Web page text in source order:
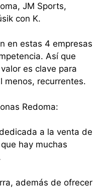
JM Sports,
con K.
en estas 4 empresas
Así que
es clave para
menos, recurrentes.
Redoma:
a la venta de
hay muchas
además de ofrecer